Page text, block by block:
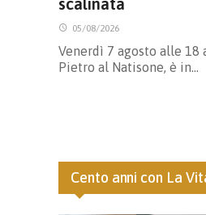
scalinata
05/08/2026
Venerdì 7 agosto alle 18
Pietro al Natisone, è in…
Cento anni con La